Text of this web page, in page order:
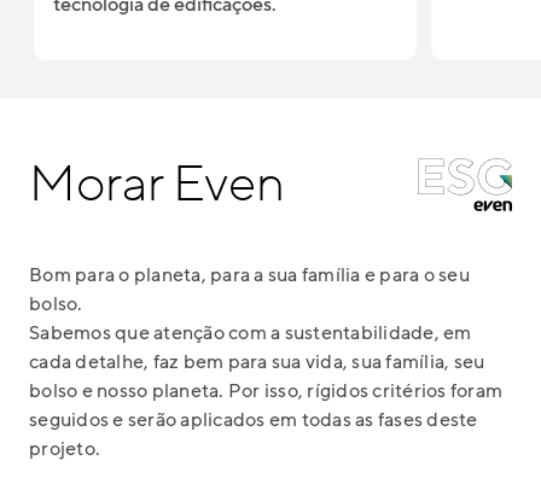
tecnologia de edificações.
Morar Even
Bom para o planeta, para a sua família e para o seu
bolso.
Sabemos que atenção com a sustentabilidade, em
cada detalhe, faz bem para sua vida, sua família, seu
bolso e nosso planeta. Por isso, rígidos critérios foram
seguidos e serão aplicados em todas as fases deste
projeto.